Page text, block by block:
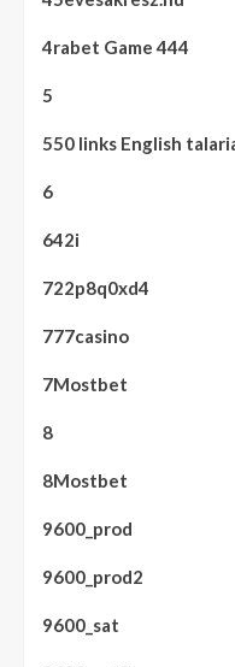
4rabet Game 444
5
550 links English
6
642i
722p8q0xd4
777casino
7Mostbet
8
8Mostbet
9600_prod
9600_prod2
9600_sat